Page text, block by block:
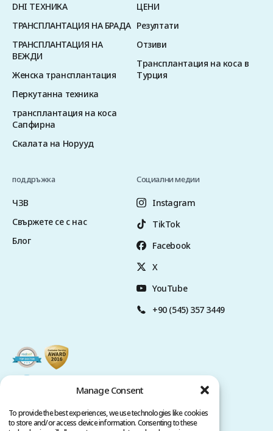
Manage Consent
To provide the best experiences, we use technologies like cookies
to store and/or access device information. Consenting to these
DHI ТЕХНИКА
ТРАНСПЛАНТАЦИЯ НА БРАДА
ТРАНСПЛАНТАЦИЯ НА
ВЕЖДИ
Женска трансплантация
Перкутанна техника
трансплантация на коса
Сапфирна
Скалата на Норууд
ЦЕНИ
Резултати
Отзиви
Трансплантация на коса в
Турция
поддръжка
ЧЗВ
Свържете се с нас
Блог
Социални медии
Instagram
TikTok
Facebook
X
YouTube
+90 (545) 357 3449